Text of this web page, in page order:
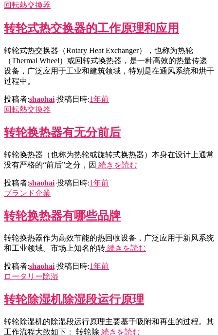
回転熱交換器
转轮式热交换器的工作原理和应用
转轮式热交换器（Rotary Heat Exchanger），也称为热轮
（Thermal Wheel）或回转式换热器，是一种高效的热量传递
设备，广泛应用于工业和建筑领域，特别是在通风系统和烘干
过程中。
投稿者:shaohai 投稿日時:1年前
回転熱交換器
转轮换热器有无分前后
转轮换热器（也称为热轮或旋转式换热器）本身在设计上通常
没有严格的“前后”之分，因 続きを読む
投稿者:shaohai 投稿日時:1年前
ブランド企業
转轮换热器有哪些品牌
转轮换热器作为高效节能的热回收设备，广泛应用于新风系统
和工业领域。市场上知名的转 続きを読む
投稿者:shaohai 投稿日時:1年前
ロータリー除湿
转轮除湿机除湿段运行原理
转轮除湿机的除湿段运行原理主要基于吸附和再生的过程。其
工作流程大致如下： 转轮除 続きを読む